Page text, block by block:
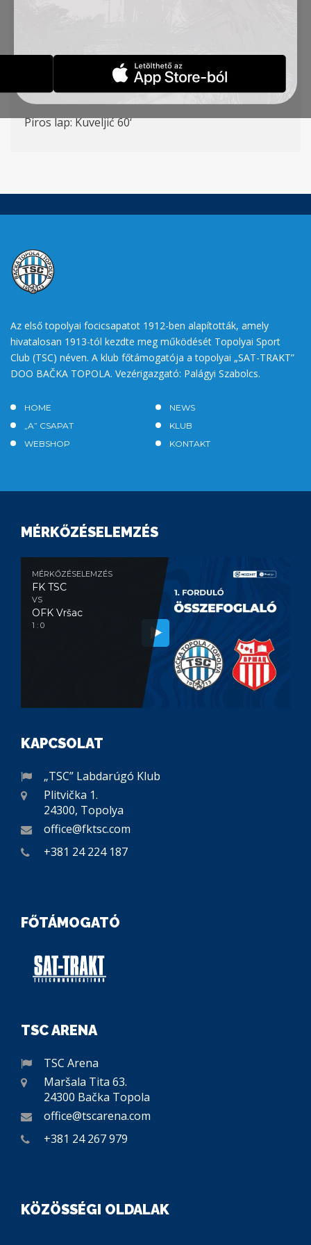
Gólszerzők: Đakovac 47‘,Ćirković61‘
Sárga lapok: Kuveljić 30‘,Radin 50,Sós7
81‘
Piros lap:Kuveljić 60‘
Az első topolyai focicsapatot 1912-ben alapították, amely
hivatalosan 1913-tól kezdte meg működését Topolyai Sport
Club (TSC) néven. A klub főtámogatója a topolyai „SAT-TRAKT”
DOO BAČKA TOPOLA. Vezérigazgató: Palágyi Szabolcs.
HOME
NEWS
„A” CSAPAT
KLUB
WEBSHOP
KONTAKT
MÉRKŐZÉSELEMZÉS
MÉRKŐZÉSELEMZÉS
FK TSC
VS
OFK Vršac
1 : 0
KAPCSOLAT
„TSC” Labdarúgó Klub
Plitvička 1.
24300, Topolya
office@fktsc.com
+381 24 224 187
FŐTÁMOGATÓ
TSC ARENA
TSC Arena
Maršala Tita 63.
24300 Bačka Topola
office@tscarena.com
+381 24 267 979
KÖZÖSSÉGI OLDALAK